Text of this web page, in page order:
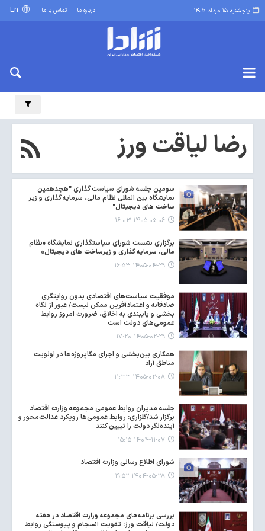
پنجشنبه ۱۵ مرداد ۱۴۰۵ درباره ما تماس با ما
رضا لیاقت ورز
سومین جلسه شورای سیاست گذاری "هجدهمین
نمایشگاه بین المللی نظام مالی، سرمایه گذاری و زیر
ساخت های دیجیتال"
۱۴۰۵-۰۵-۰۶ ۱۶:۰۳
برگزاری نشست شورای سیاستگذاری نمایشگاه «نظام
مالی، سرمایه گذاری و زیرساخت های دیجبتال»
۱۴۰۵-۰۴-۲۹ ۱۶:۵۳
موفقیت سیاست‌های اقتصادی بدون روایتگری
صادقانه و اعتمادآفرین ممکن نیست/ عبور از نگاه
بخشی و پایبندی به اخلاق، ضرورت امروز روابط
عمومی‌های دولت است
۱۴۰۵-۰۲-۲۹ ۱۷:۲۰
همکاری بین‌بخشی و اجرای مگاپروژه‌ها در اولویت
مناطق آزاد
۱۴۰۵-۰۲-۰۸ ۱۱:۳۳
جلسه مدیران روابط عمومی مجموعه وزارت اقتصاد
برگزار شد/گلزاری: روابط عمومی‌ها رویکرد عدالت‌محور و
آینده‌نگر دولت را تبیین کنند
۱۴۰۴-۱۱-۰۷ ۱۵:۱۵
شورای اطلاع رسانی وزارت اقتصاد
۱۴۰۴-۰۵-۲۸ ۱۹:۵۲
بررسی برنامه‌های مجموعه وزارت اقتصاد در هفته
دولت/ لیاقت ورز: تقویت انسجام و پیوستگی روابط